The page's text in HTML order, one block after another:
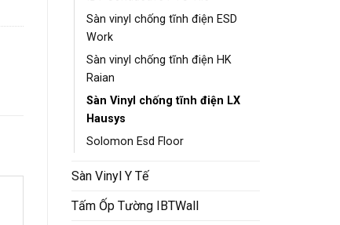
Sàn vinyl chống tĩnh điện ESD
Work
Sàn vinyl chống tĩnh điện HK
Raian
Sàn Vinyl chống tĩnh điện LX
Hausys
Solomon Esd Floor
Sàn Vinyl Y Tế
Tấm Ốp Tường IBTWall